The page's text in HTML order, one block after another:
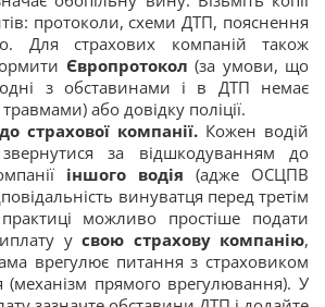
протоколи, схеми ДТП, пояснення
Для страхових компаній також
Європротокол (за умови, що
з обставинами і в ДТП немає
або довідку поліції.
страхової компанії. Кожен водій
за відшкодуванням до
іншого водія (адже ОСЦПВ
винуватця перед третім
можливо простіше подати
у свою страхову компанію,
врегулює питання з страховиком
(механізм прямого врегулювання). У